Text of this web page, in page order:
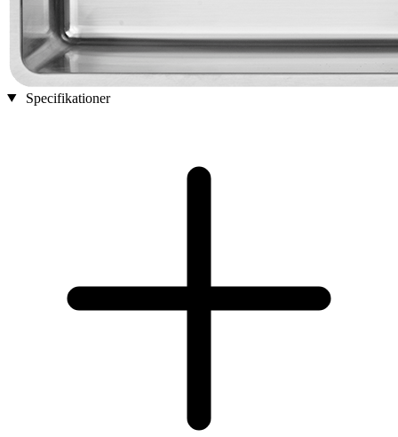
Specifikationer